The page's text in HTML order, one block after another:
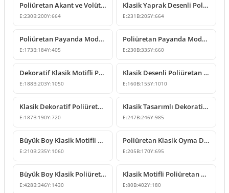
Poliüretan Akant ve Volüt Motifli Dekoratif Payanda
E:230B:200Y:664
Klasik Yaprak Desenli Poliüretan Payanda
E:231 B:205Y:664
Poliüretan Payanda Modelleri ve Klasik Konsol Tasarımları
E:173B:184Y:405
Poliüretan Payanda Modelleri ve Dekoratif Konsol Tasarımı
E:230B:335Y:660
Dekoratif Klasik Motifli Poliüretan Payanda Konsol
E:188B:203Y:1050
Klasik Desenli Poliüretan Payanda Modeli
E:160B:155Y:1010
Klasik Dekoratif Poliüretan Payanda Modeli
E:187B:190Y:720
Klasik Tasarımlı Dekoratif Poliüretan Payanda Modeli
E:247B:246Y:985
Büyük Boy Klasik Motifli Poliüretan Payanda Modeli
E:210B:235Y:1060
Poliüretan Klasik Oyma Desenli Dekoratif Payanda Modeli
E:205B:170Y:695
Büyük Boy Klasik Poliüretan Payanda Modeli
E:428B:346Y:1430
Klasik Motifli Poliüretan Payanda Modeli
E:80B:402Y:180